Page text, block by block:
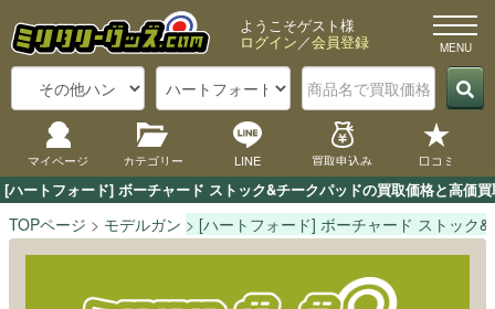
[ハートフォード] ボーチャード ストック&チークパッドの買取価格と高価
ようこそゲスト様
ログイン／会員登録
マイページ カテゴリー LINE 買取申込み 口コミ
TOPページ モデルガン [ハートフォード] ボーチャード ストック